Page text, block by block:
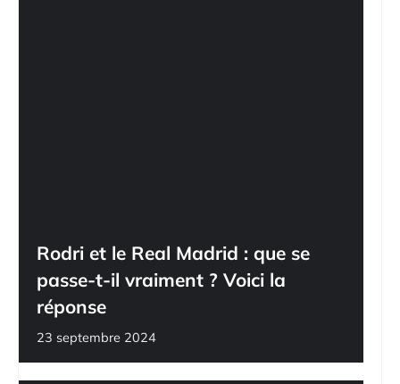
Rodri et le Real Madrid : que se
passe-t-il vraiment ? Voici la
réponse
23 septembre 2024